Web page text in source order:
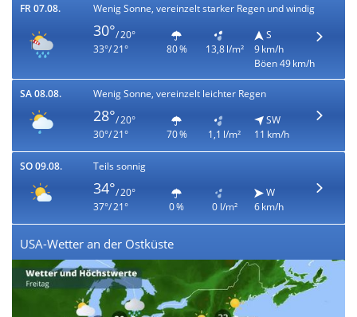
FR 07.08. Wenig Sonne, vereinzelt starker Regen und windig
30°/ 20°
33°/ 21°
80 % 13,8 l/m²
S
9 km/h
Böen 49 km/h
SA 08.08. Wenig Sonne, vereinzelt leichter Regen
28°/ 20°
30°/ 21°
70 % 1,1 l/m²
SW
11 km/h
SO 09.08. Teils sonnig
34°/ 20°
37°/ 21°
0 % 0 l/m²
W
6 km/h
USA-Wetter an der Ostküste